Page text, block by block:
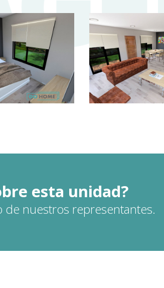
esta unidad?
nuestros representantes.